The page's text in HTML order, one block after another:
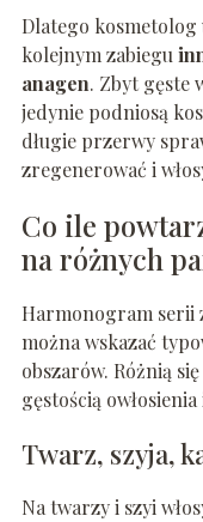
Dlatego
kolejnym zabiegu
anagen. Zbyt gęste
jedynie podniosą
długie przerwy
zregenerować i
Co ile
na różnych
Harmonogram serii
można wskazać
obszarów. Różnią
gęstością
Twarz, szyja,
Na twarzy i szyi